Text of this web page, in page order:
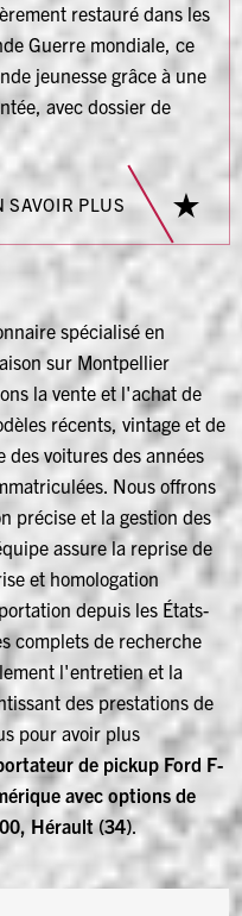
restauré dans les
Guerre mondiale, ce
jeunesse grâce à une
avec dossier de
SAVOIR PLUS
spécialisé en
sur Montpellier
la vente et l'achat de
récents, vintage et de
des voitures des années
Nous offrons
précise et la gestion des
assure la reprise de
et homologation
depuis les États-
complets de recherche
l'entretien et la
des prestations de
pour avoir plus
de pickup Ford F-
avec options de
Hérault (34).